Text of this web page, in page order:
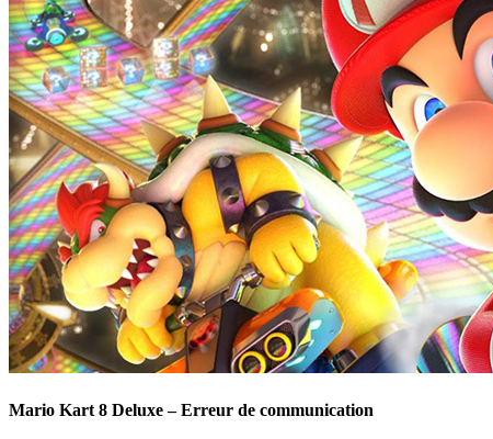
Mario Kart 8 Deluxe – Erreur de communication